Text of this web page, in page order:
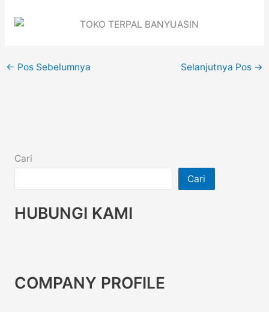
← Pos Sebelumnya Selanjutnya Pos →
Cari
Cari
HUBUNGI KAMI
COMPANY PROFILE